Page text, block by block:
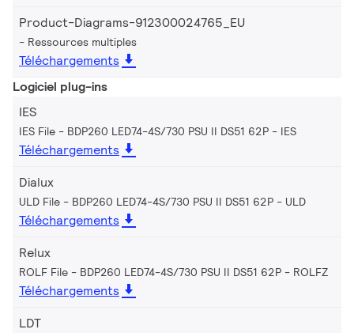
Product-Diagrams-912300024765_EU
Ressources multiples
Téléchargements
Logiciel plug-ins
IES
IES File - BDP260 LED74-4S/730 PSU II DS51 62P IES
Téléchargements
Dialux
ULD File - BDP260 LED74-4S/730 PSU II DS51 62P ULD
Téléchargements
Relux
ROLF File - BDP260 LED74-4S/730 PSU II DS51 62P ROLFZ
Téléchargements
LDT